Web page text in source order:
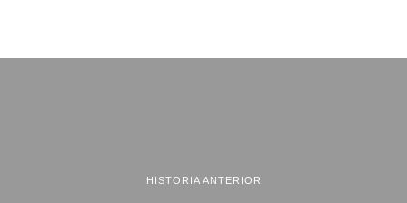
HISTORIA ANTERIOR